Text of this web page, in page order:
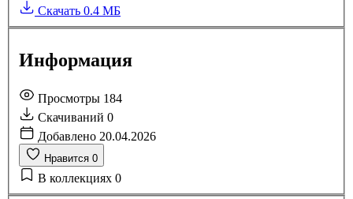
Скачать 0.4 МБ
Информация
Просмотры 184
Скачиваний 0
Добавлено 20.04.2026
Нравится 0
В коллекциях 0